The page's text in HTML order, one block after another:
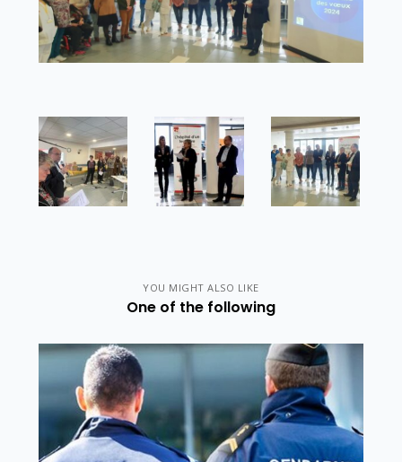
YOU MIGHT ALSO LIKE
One of the following